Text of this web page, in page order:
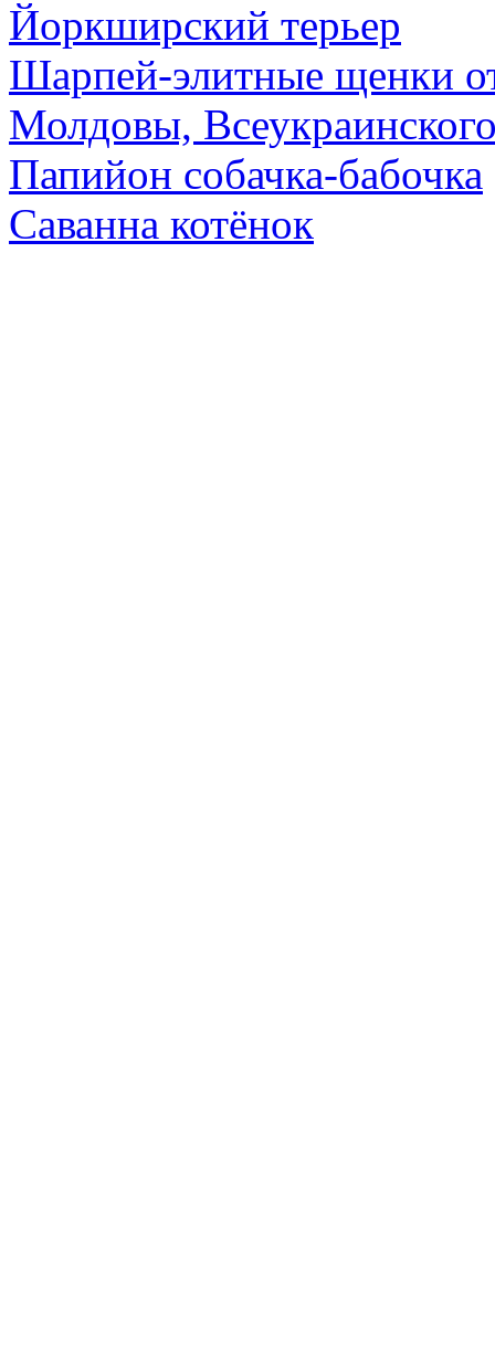
Йоркширский терьер
Шарпей-элитные щенки
Молдовы,
Папийон собачка-бабочка
Саванна котёнок